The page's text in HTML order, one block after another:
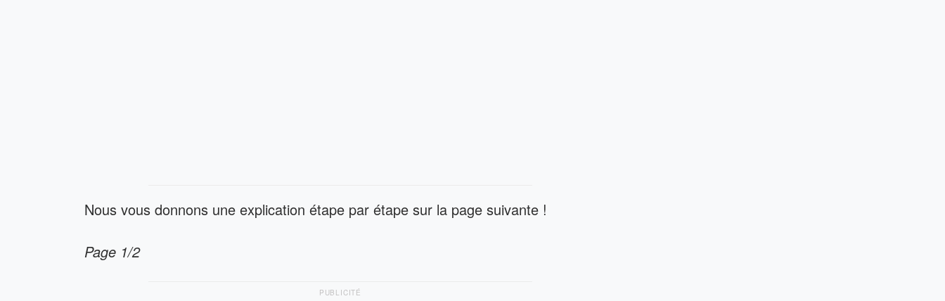
Nous vous donnons une explication étape par étape sur la page suivante !
Page 1/2
PUBLICITÉ